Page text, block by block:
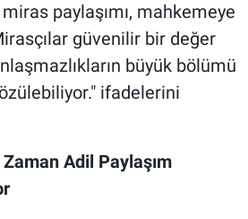
paylaşımı, mahkemeye
güvenilir bir değer
büyük bölümü
ifadelerini
Adil Paylaşım